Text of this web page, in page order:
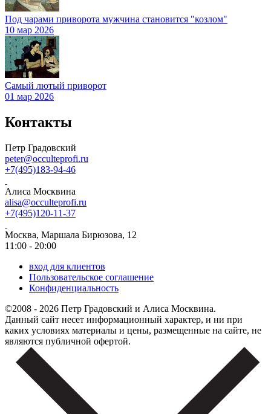
Под чарами приворота мужчина становится "козлом"
10 мар 2026
Самый лютый приворот
01 мар 2026
Контакты
Петр Градовский
peter@occulteprofi.ru
+7(495)183-94-46
Алиса Москвина
alisa@occulteprofi.ru
+7(495)120-11-37
Москва, Маршала Бирюзова, 12
11:00 - 20:00
вход для клиентов
Пользовательское соглашение
Конфиденциальность
©2008 - 2026 Петр Градовский и Алиса Москвина.
Данный сайт несет информационный характер, и ни при
каких условиях материалы и цены, размещенные на сайте, не
являются публичной офертой.